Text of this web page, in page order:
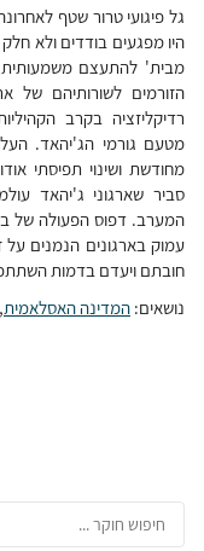
גל פיגועי טרור שטף
היו מפגעים בודדים ולא
מבית' להתעצם
הזורמים לשורותיהם של
רדיקליזציה בקרב
מטעם גורמי הג'יהאד.
מחודשת ושינוי תפיסתי
סביר שארגוני ג'יהאד
המערב. דפוס הפעולה של
עמוק בארגונים הנמנים
חובתם ויעדם בדמות
נושאים: המדינה האסלאמית,